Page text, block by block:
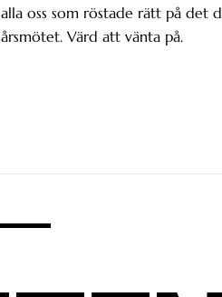
alla oss som röstade rätt på det
årsmötet. Värd att vänta på.